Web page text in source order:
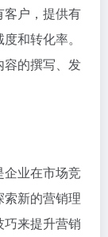
客户，提供有
和转化率。
容的撰写、发
企业在市场竞
新的营销理
来提升营销